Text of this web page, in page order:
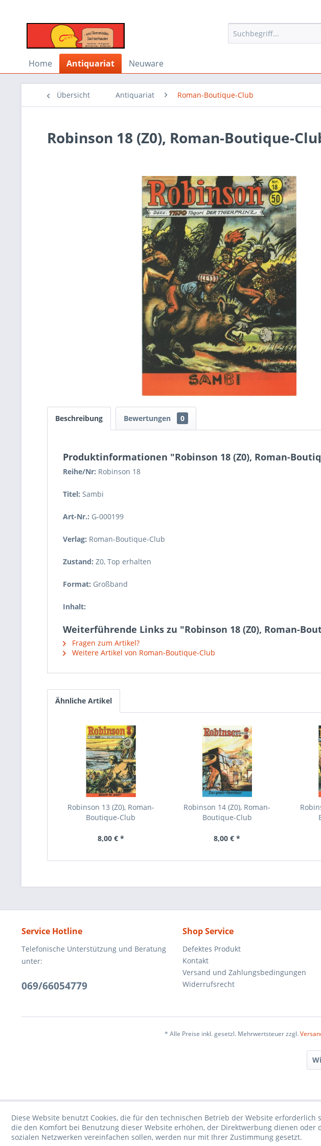
Home Antiquariat Neuware
Übersicht Antiquariat Roman-Boutique-Club
Robinson 18 (Z0), Roman-Boutique-
Beschreibung Bewertungen 0
Produktinformationen "Robinson 18 (Z0), Roman-
Reihe/Nr: Robinson 18
Titel: Sambi
Art-Nr.: G-000199
Verlag: Roman-Boutique-Club
Zustand: Z0, Top erhalten
Format: Großband
Inhalt:
Weiterführende Links zu "Robinson 18 (Z0), Roman-
Fragen zum Artikel?
Weitere Artikel von Roman-Boutique-Club
Ähnliche Artikel
Robinson 13 (Z0), Roman-
Boutique-Club
8,00 € *
Robinson 14 (Z0), Roman-
Boutique-Club
8,00 € *
Service Hotline
Telefonische Unterstützung und Beratung
unter:
069/66054779
Shop Service
Defektes Produkt
Kontakt
Versand und Zahlungsbedingungen
Widerrufsrecht
* Alle Preise inkl. gesetzl. Mehrwertsteuer zzgl.
Diese Website benutzt Cookies, die für den technischen Betrieb der Website erforderlich
die den Komfort bei Benutzung dieser Website erhöhen, der Direktwerbung dienen
sozialen Netzwerken vereinfachen sollen, werden nur mit Ihrer Zustimmung gesetzt.